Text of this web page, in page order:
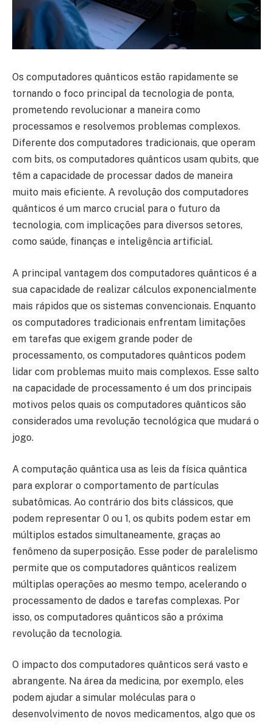
Os computadores quânticos estão rapidamente se
tornando o foco principal da tecnologia de ponta,
prometendo revolucionar a maneira como
processamos e resolvemos problemas complexos.
Diferente dos computadores tradicionais, que operam
com bits, os computadores quânticos usam qubits, que
têm a capacidade de processar dados de maneira
muito mais eficiente. A revolução dos computadores
quânticos é um marco crucial para o futuro da
tecnologia, com implicações para diversos setores,
como saúde, finanças e inteligência artificial.
A principal vantagem dos computadores quânticos é a
sua capacidade de realizar cálculos exponencialmente
mais rápidos que os sistemas convencionais. Enquanto
os computadores tradicionais enfrentam limitações
em tarefas que exigem grande poder de
processamento, os computadores quânticos podem
lidar com problemas muito mais complexos. Esse salto
na capacidade de processamento é um dos principais
motivos pelos quais os computadores quânticos são
considerados uma revolução tecnológica que mudará o
jogo.
A computação quântica usa as leis da física quântica
para explorar o comportamento de partículas
subatômicas. Ao contrário dos bits clássicos, que
podem representar 0 ou 1, os qubits podem estar em
múltiplos estados simultaneamente, graças ao
fenômeno da superposição. Esse poder de paralelismo
permite que os computadores quânticos realizem
múltiplas operações ao mesmo tempo, acelerando o
processamento de dados e tarefas complexas. Por
isso, os computadores quânticos são a próxima
revolução da tecnologia.
O impacto dos computadores quânticos será vasto e
abrangente. Na área da medicina, por exemplo, eles
podem ajudar a simular moléculas para o
desenvolvimento de novos medicamentos, algo que os